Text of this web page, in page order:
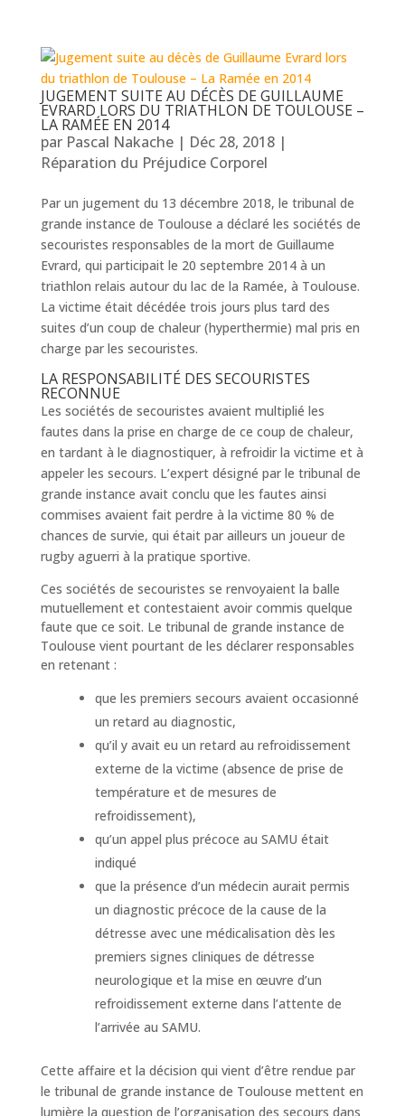
JUGEMENT SUITE AU DÉCÈS DE GUILLAUME
EVRARD LORS DU TRIATHLON DE TOULOUSE –
LA RAMÉE EN 2014
par Pascal Nakache| Déc 28, 2018|
Réparation du Préjudice Corporel
Par un jugement du 13 décembre 2018, le tribunal de
grande instance de Toulouse a déclaré les sociétés de
secouristes responsables de la mort de Guillaume
Evrard, qui participait le 20 septembre 2014 à un
triathlon relais autour du lac de la Ramée, à Toulouse.
La victime était décédée trois jours plus tard des
suites d’un coup de chaleur (hyperthermie) mal pris en
charge par les secouristes.
LA RESPONSABILITÉ DES SECOURISTES
RECONNUE
Les sociétés de secouristes avaient multiplié les
fautes dans la prise en charge de ce coup de chaleur,
en tardant à le diagnostiquer, à refroidir la victime et à
appeler les secours. L’expert désigné par le tribunal de
grande instance avait conclu que les fautes ainsi
commises avaient fait perdre à la victime 80 % de
chances de survie, qui était par ailleurs un joueur de
rugby aguerri à la pratique sportive.
Ces sociétés de secouristes se renvoyaient la balle
mutuellement et contestaient avoir commis quelque
faute que ce soit. Le tribunal de grande instance de
Toulouse vient pourtant de les déclarer responsables
en retenant :
que les premiers secours avaient occasionné
un retard au diagnostic,
qu’il y avait eu un retard au refroidissement
externe de la victime (absence de prise de
température et de mesures de
refroidissement),
qu’un appel plus précoce au SAMU était
indiqué
que la présence d’un médecin aurait permis
un diagnostic précoce de la cause de la
détresse avec une médicalisation dès les
premiers signes cliniques de détresse
neurologique et la mise en œuvre d’un
refroidissement externe dans l’attente de
l’arrivée au SAMU.
Cette affaire et la décision qui vient d’être rendue par
le tribunal de grande instance de Toulouse mettent en
lumière la question de l’organisation des secours dans